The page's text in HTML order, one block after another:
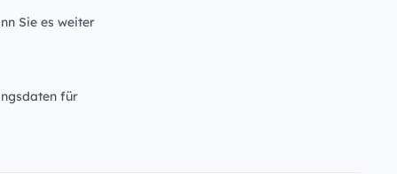
Sie es weiter
für